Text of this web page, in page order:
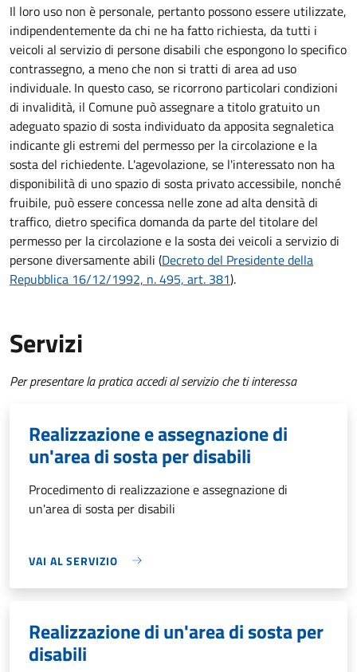
Il loro uso non è personale, pertanto possono essere utilizzate,
indipendentemente da chi ne ha fatto richiesta, da tutti i
veicoli al servizio di persone disabili che espongono lo specifico
contrassegno, a meno che non si tratti di area ad uso
individuale. In questo caso, se ricorrono particolari condizioni
di invalidità, il Comune può assegnare a titolo gratuito un
adeguato spazio di sosta individuato da apposita segnaletica
indicante gli estremi del permesso per la circolazione e la
sosta del richiedente. L'agevolazione, se l'interessato non ha
disponibilità di uno spazio di sosta privato accessibile, nonché
fruibile, può essere concessa nelle zone ad alta densità di
traffico, dietro specifica domanda da parte del titolare del
permesso per la circolazione e la sosta dei veicoli a servizio di
persone diversamente abili (Decreto del Presidente della
Repubblica 16/12/1992, n. 495, art. 381).
Servizi
Per presentare la pratica accedi al servizio che ti interessa
Realizzazione e assegnazione di
un'area di sosta per disabili
Procedimento di realizzazione e assegnazione di
un'area di sosta per disabili
VAI AL SERVIZIO
Realizzazione di un'area di sosta per
disabili